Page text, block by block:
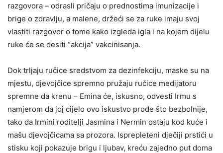
razgovora – odrasli pričaju o prednostima imunizacije i
brige o zdravlju, a malene, držeći se za ruke imaju svoj
vlastiti razgovor o tome kako izgleda igla i na kojem dijelu
ruke će se desiti “akcija” vakcinisanja.
Dok trljaju ručice sredstvom za dezinfekciju, maske su na
mjestu, djevojčice spremno pružaju ručice medijatoru
spremne da krenu – Emina će, iskusno, odvesti Irmu s
namjerom da joj cijelo ovo iskustvo prođe što bezbolnije,
tako da Irmini roditelji Jasmina i Nermin ostaju kod kuće i
mašu djevojčicama sa prozora. Isprepleteni dječiji prstići u
stisku koji pokazuje brigu i ljubav, kreću zajedno put doma